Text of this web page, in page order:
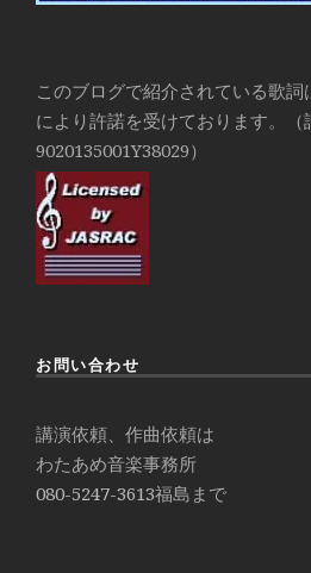
このブログで紹介されている歌
により許諾を受けております。（
9020135001Y38029）
お問い合わせ
講演依頼、作曲依頼は
わたあめ音楽事務所
080-5247-3613福島まで